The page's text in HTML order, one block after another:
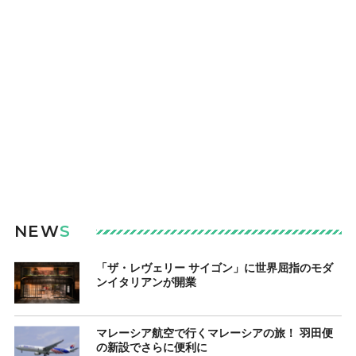
NEWS
「ザ・レヴェリー サイゴン」に世界屈指のモダ
ンイタリアンが開業
マレーシア航空で行くマレーシアの旅！ 羽田便
の新設でさらに便利に